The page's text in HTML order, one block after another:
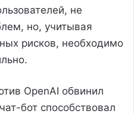
не
но, учитывая
рисков, необходимо
OpenAI обвинил
бот способствовал